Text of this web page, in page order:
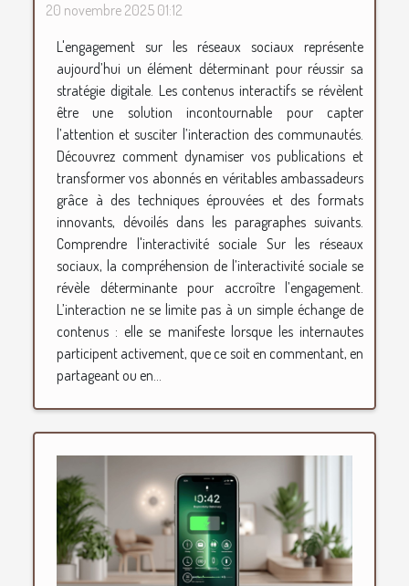
20 novembre 2025 01:12
L'engagement sur les réseaux sociaux représente
aujourd’hui un élément déterminant pour réussir sa
stratégie digitale. Les contenus interactifs se révèlent
être une solution incontournable pour capter
l’attention et susciter l’interaction des communautés.
Découvrez comment dynamiser vos publications et
transformer vos abonnés en véritables ambassadeurs
grâce à des techniques éprouvées et des formats
innovants, dévoilés dans les paragraphes suivants.
Comprendre l'interactivité sociale Sur les réseaux
sociaux, la compréhension de l’interactivité sociale se
révèle déterminante pour accroître l’engagement.
L’interaction ne se limite pas à un simple échange de
contenus : elle se manifeste lorsque les internautes
participent activement, que ce soit en commentant, en
partageant ou en...